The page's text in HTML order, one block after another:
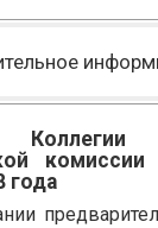
года